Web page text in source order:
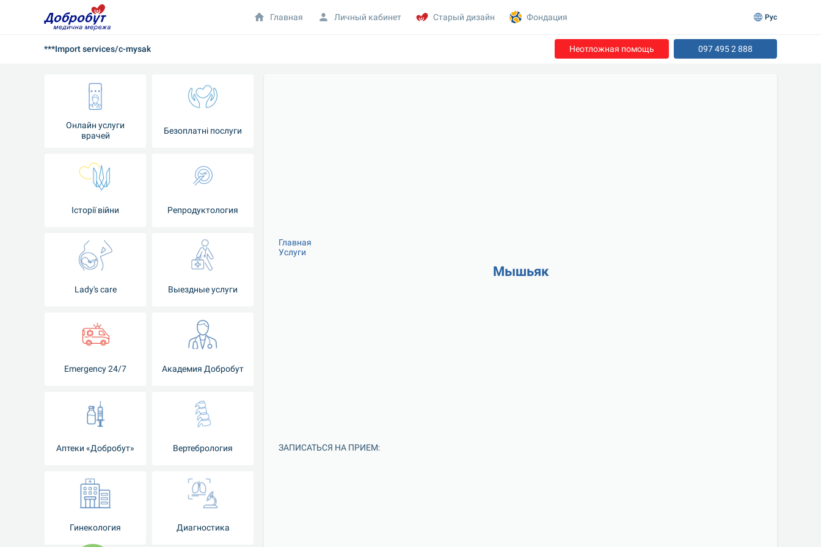
***Import services/c-mysak Неотложная помощь 097 495 2 888
Онлайн услуги
врачей
Безоплатні послуги
Iсторії війни Репродуктология
Lady's care Выездные услуги
Emergency 24/7 Академия Добробут
Аптеки «Добробут» Вертебрология
Гинекология Диагностика
Главная
Услуги
Мышьяк
ЗАПИСАТЬСЯ НА ПРИЕМ:
Главная Личный кабинет Старый дизайн Фондация Рус